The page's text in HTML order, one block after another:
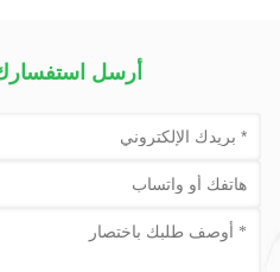
أرسل استفسارك